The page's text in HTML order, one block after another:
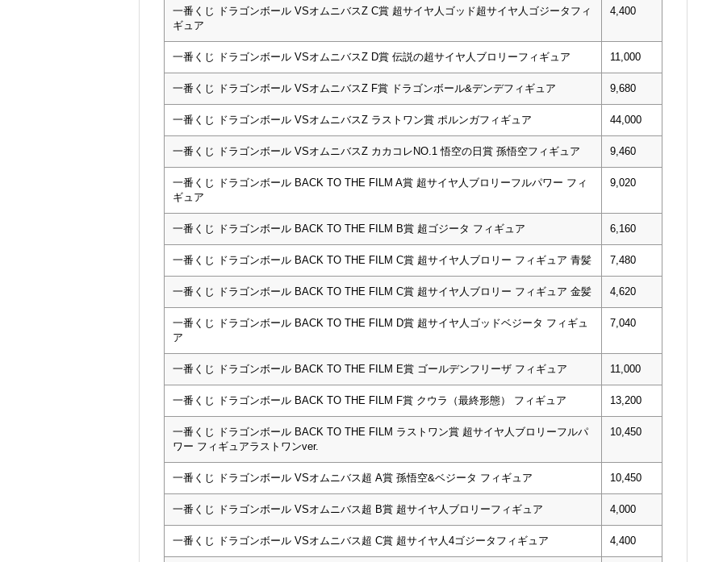
一番くじ ドラゴンボール VSオムニバスZ C賞 超サイヤ人ゴッド超サイヤ人ゴジータフィ
ギュア
4,400
一番くじ ドラゴンボール VSオムニバスZ D賞 伝説の超サイヤ人ブロリーフィギュア 11,000
一番くじ ドラゴンボール VSオムニバスZ F賞 ドラゴンボール&デンデフィギュア 9,680
一番くじ ドラゴンボール VSオムニバスZ ラストワン賞 ポルンガフィギュア 44,000
一番くじ ドラゴンボール VSオムニバスZ カカコレNO.1 悟空の日賞 孫悟空フィギュア 9,460
一番くじ ドラゴンボール BACK TO THE FILM A賞 超サイヤ人ブロリーフルパワー フィ
ギュア
9,020
一番くじ ドラゴンボール BACK TO THE FILM B賞 超ゴジータ フィギュア 6,160
一番くじ ドラゴンボール BACK TO THE FILM C賞 超サイヤ人ブロリー フィギュア 青髪 7,480
一番くじ ドラゴンボール BACK TO THE FILM C賞 超サイヤ人ブロリー フィギュア 金髪 4,620
一番くじ ドラゴンボール BACK TO THE FILM D賞 超サイヤ人ゴッドベジータ フィギュ
ア
7,040
一番くじ ドラゴンボール BACK TO THE FILM E賞 ゴールデンフリーザ フィギュア 11,000
一番くじ ドラゴンボール BACK TO THE FILM F賞 クウラ（最終形態） フィギュア 13,200
一番くじ ドラゴンボール BACK TO THE FILM ラストワン賞 超サイヤ人ブロリーフルパ
ワー フィギュアラストワンver.
10,450
一番くじ ドラゴンボール VSオムニバス超 A賞 孫悟空&ベジータ フィギュア 10,450
一番くじ ドラゴンボール VSオムニバス超 B賞 超サイヤ人ブロリーフィギュア 4,000
一番くじ ドラゴンボール VSオムニバス超 C賞 超サイヤ人4ゴジータフィギュア 4,400